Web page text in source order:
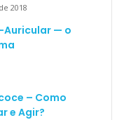
2018
Auricular — o
– Como
e Agir?